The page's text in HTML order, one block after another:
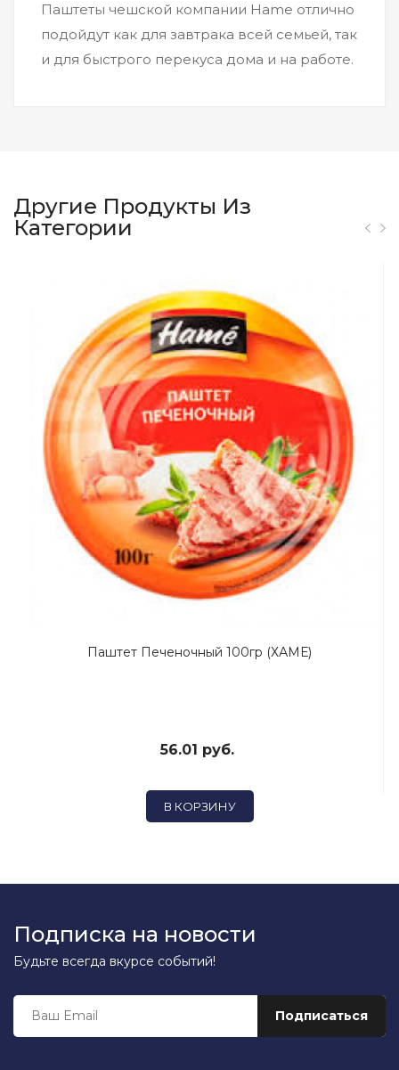
Паштеты чешской компании Hame отлично
подойдут как для завтрака всей семьей, так
и для быстрого перекуса дома и на работе.
Другие Продукты Из
Категории
Паштет Печеночный 100гр (ХАМЕ)
56.01 руб.
В КОРЗИНУ
Подписка на новости
Будьте всегда вкурсе событий!